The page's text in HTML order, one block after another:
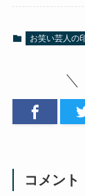
お笑い芸人の
コメント